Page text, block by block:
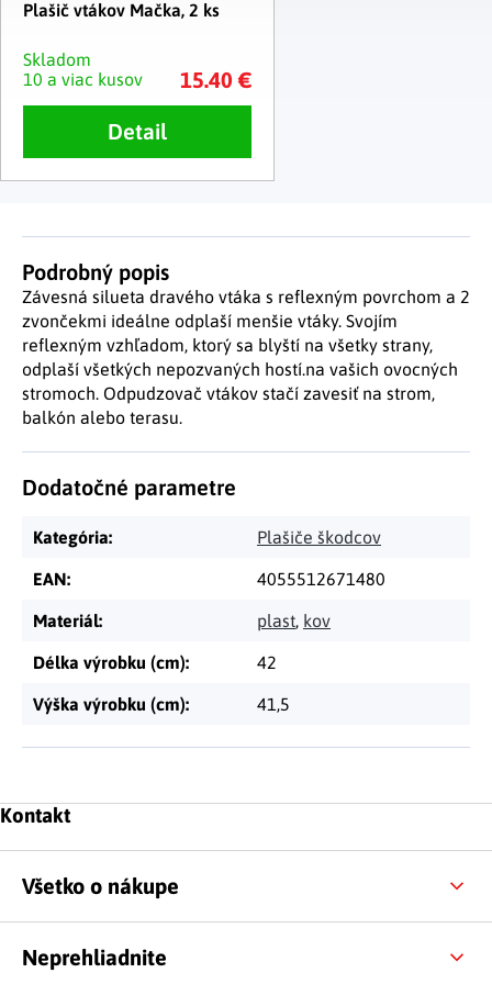
Plašič vtákov Mačka, 2 ks
Skladom
10 a viac kusov
15.40 €
Detail
Podrobný popis
Závesná silueta dravého vtáka s reflexným povrchom a 2
zvončekmi ideálne odplaší menšie vtáky. Svojím
reflexným vzhľadom, ktorý sa blyští na všetky strany,
odplaší všetkých nepozvaných hostí.na vašich ovocných
stromoch. Odpudzovač vtákov stačí zavesiť na strom,
balkón alebo terasu.
Dodatočné parametre
Kategória: Plašiče škodcov
EAN: 4055512671480
Materiál: plast, kov
Délka výrobku (cm): 42
Výška výrobku (cm): 41,5
Zápätie
Kontakt
Všetko o nákupe
Neprehliadnite